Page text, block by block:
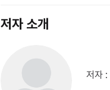
저자 소개
저자 :